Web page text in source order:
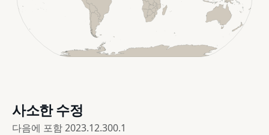
사소한 수정
다음에 포함2023.12.300.1